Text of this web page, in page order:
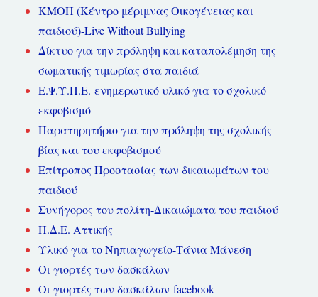
ΚΜΟΠ (Κέντρο μέριμνας Οικογένειας και
παιδιού)-Live Without Bullying
Δίκτυο για την πρόληψη και καταπολέμηση της
σωματικής τιμωρίας στα παιδιά
Ε.Ψ.Υ.Π.Ε.-ενημερωτικό υλικό για το σχολικό
εκφοβισμό
Παρατηρητήριο για την πρόληψη της σχολικής
βίας και του εκφοβισμού
Επίτροπος Προστασίας των δικαιωμάτων του
παιδιού
Συνήγορος του πολίτη-Δικαιώματα του παιδιού
Π.Δ.Ε. Αττικής
Υλικό για το Νηπιαγωγείο-Τάνια Μάνεση
Οι γιορτές των δασκάλων
Οι γιορτές των δασκάλων-facebook